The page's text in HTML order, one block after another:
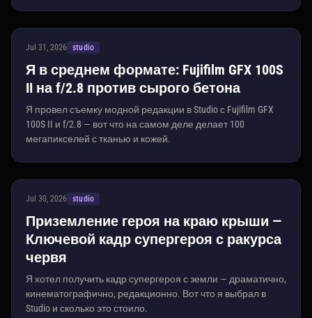
Jul 31, 2026 studio
Я в среднем формате: Fujifilm GFX 100S
II на f/2.8 против сырого бетона
Я провел съемку модной редакции в Studio с Fujifilm GFX
100S II и f/2.8 — вот что на самом деле делает 100
мегапикселей с тканью и кожей.
Jul 30, 2026 studio
Приземление героя на краю крыши —
Ключевой кадр супергероя с ракурса
червя
Я хотел получить кадр супергероя с земли — драматично,
кинематографично, редакционно. Вот что я выбрал в
Studio и сколько это стоило.